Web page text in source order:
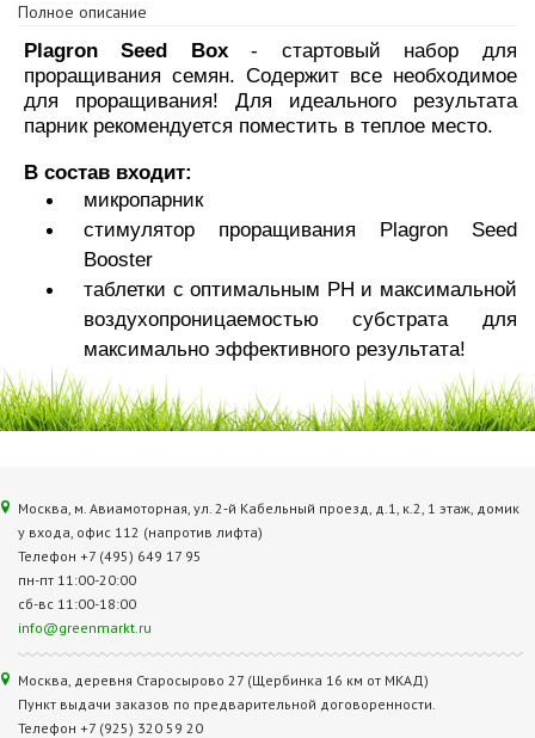
Полное описание
Plagron Seed Box - стартовый набор для
проращивания семян. Содержит все необходимое
для проращивания! Для идеального результата
парник рекомендуется поместить в теплое место.
В состав входит:
микропарник
стимулятор проращивания Plagron Seed
Booster
таблетки с оптимальным РН и максимальной
воздухопроницаемостью субстрата для
максимально эффективного результата!
Москва, м. Авиамоторная, ул. 2‑й Кабельный проезд, д.1, к.2, 1 этаж, домик
у входа, офис 112 (напротив лифта)
Телефон +7 (495) 649 17 95
пн-пт 11:00-20:00
сб-вс 11:00-18:00
info@greenmarkt.ru
Москва, деревня Старосырово 27 (Щербинка 16 км от МКАД)
Пункт выдачи заказов по предварительной договоренности.
Телефон +7 (925) 320 59 20